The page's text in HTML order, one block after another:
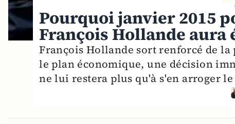
Pourquoi janvier 2015
François Hollande aura
François Hollande sort renforcé de
le plan économique, une décision
ne lui restera plus qu'à s'en arroger